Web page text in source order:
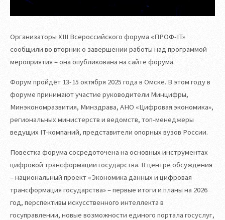
Организаторы XIII Всероссийского форума «ПРОФ-IT»
сообщили во вторник о завершении работы над программой
мероприятия – она опубликована на сайте форума.
Форум пройдёт 13-15 октября 2025 года в Омске. В этом году в
форуме принимают участие руководители Минцифры,
Минэкономразвития, Минздрава, АНО «Цифровая экономика»,
региональных министерств и ведомств, топ-менеджеры
ведущих IT-компаний, представители опорных вузов России.
Повестка форума сосредоточена на основных инструментах
цифровой трансформации государства. В центре обсуждения
– национальный проект «Экономика данных и цифровая
трансформация государства» – первые итоги и планы на 2026
год, перспективы искусственного интеллекта в
госуправлении, новые возможности единого портала госуслуг,